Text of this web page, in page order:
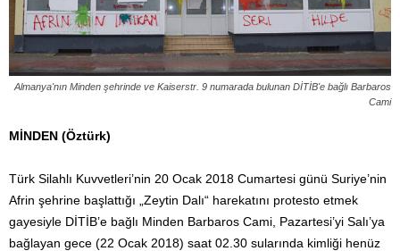
Almanya'nın Minden şehrinde ve Kaiserstr. 9 numarada bulunan DİTİB'e bağlı Barbaros
Cami
MİNDEN (Öztürk)
Türk Silahlı Kuvvetleri’nin 20 Ocak 2018 Cumartesi günü Suriye’nin
Afrin şehrine başlattığı „Zeytin Dalı“ harekatını protesto etmek
gayesiyle DİTİB’e bağlı Minden Barbaros Cami, Pazartesi’yi Salı’ya
bağlayan gece (22 Ocak 2018) saat 02.30 sularında kimliği henüz